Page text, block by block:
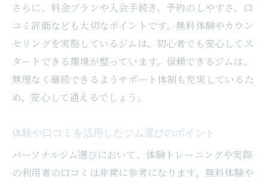
さらに、料金プランや入会手続き、予約のしやすさ、口
コミ評価なども大切なポイントです。無料体験やカウン
セリングを実施しているジムは、初心者でも安心してス
タートできる環境が整っています。信頼できるジムは、
無理なく継続できるようサポート体制も充実しているた
め、安心して通えるでしょう。
体験や口コミを活用したジム選びのポイント
パーソナルジム選びにおいて、体験トレーニングや実際
の利用者の口コミは非常に参考になります。無料体験や